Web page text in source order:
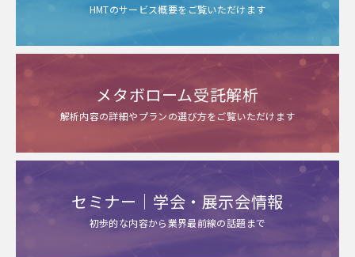
HMTのサービス概要をご覧いただけます
メタボローム受託解析
解析内容の詳細やプランの選び方をご覧いただけます
セミナー｜学会・展示会情報
初歩的な内容から業界最前線の話題まで